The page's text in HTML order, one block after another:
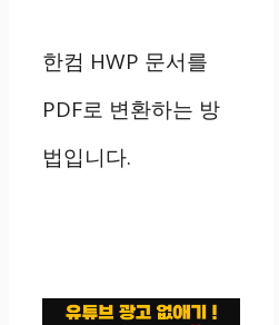
한컴 HWP 문서를
PDF로 변환하는 방
법입니다.